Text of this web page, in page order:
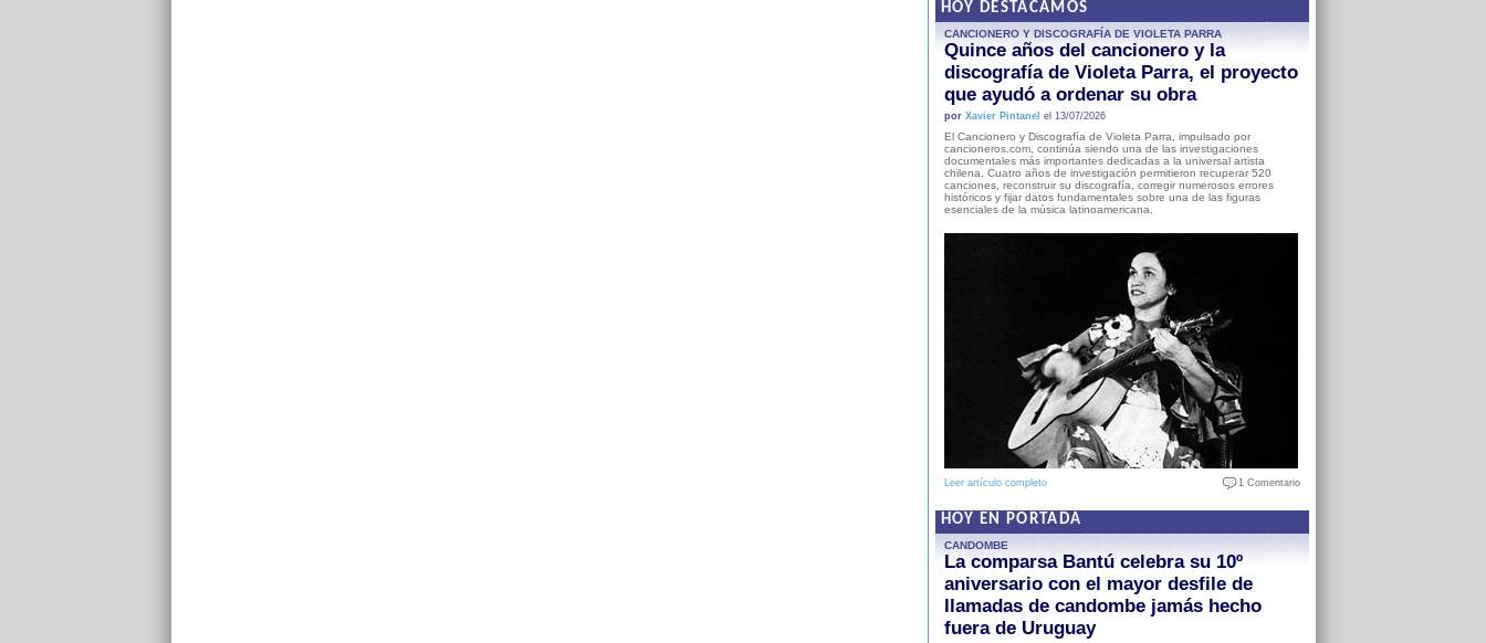
HOY DESTACAMOS
CANCIONERO Y DISCOGRAFÍA DE VIOLETA PARRA
Quince años del cancionero y la
discografía de Violeta Parra, el proyecto
que ayudó a ordenar su obra
por Xavier Pintanel el 13/07/2026
El Cancionero y Discografía de Violeta Parra, impulsado por
cancioneros.com, continúa siendo una de las investigaciones
documentales más importantes dedicadas a la universal artista
chilena. Cuatro años de investigación permitieron recuperar 520
canciones, reconstruir su discografía, corregir numerosos errores
históricos y fijar datos fundamentales sobre una de las figuras
esenciales de la música latinoamericana.
Leer artículo completo 1 Comentario
HOY EN PORTADA
CANDOMBE
La comparsa Bantú celebra su 10º
aniversario con el mayor desfile de
llamadas de candombe jamás hecho
fuera de Uruguay